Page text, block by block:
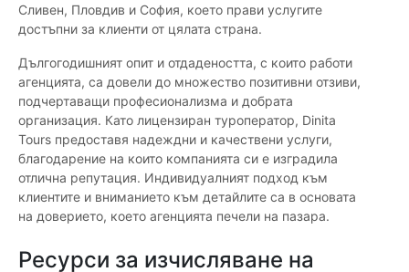
Сливен, Пловдив и София, което прави услугите
достъпни за клиенти от цялата страна.
Дългогодишният опит и отдадеността, с които работи
агенцията, са довели до множество позитивни отзиви,
подчертаващи професионализма и добрата
организация. Като лицензиран туроператор, Dinita
Tours предоставя надеждни и качествени услуги,
благодарение на които компанията си е изградила
отлична репутация. Индивидуалният подход към
клиентите и вниманието към детайлите са в основата
на доверието, което агенцията печели на пазара.
Ресурси за изчисляване на